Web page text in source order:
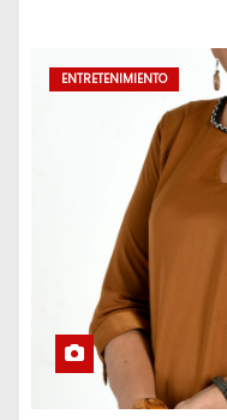
ENTRETENIMIENTO